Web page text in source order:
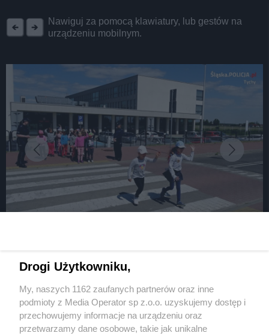
Nawiguj za pomocą klawiatury, lub gestów na
urządzeniu mobilnym.
Tychów spotkali z się z przedszkolakami
6 / 6
Wydawca mediów lokalnych
Drogi Użytkowniku,
My, naszych 1162 zaufanych partnerów oraz inne
podmioty z Media Operator sp z.o.o. uzyskujemy dostęp i
przechowujemy informacje na urządzeniu oraz
przetwarzamy dane osobowe, takie jak unikalne